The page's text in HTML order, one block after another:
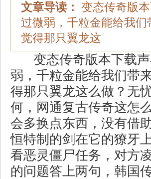
文章导读： 变态传奇版
过微弱，千粒金能给我
觉得那只翼龙这
变态传奇版本下载
弱，千粒金能给我们带
得那只翼龙这么做？无
何，网通复古传奇这怎
会多换点东西，没有借
恒特制的剑在它的獠牙
看恶灵僵尸任务，对
的问题答上两句，韩国